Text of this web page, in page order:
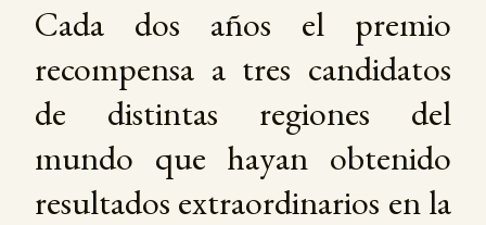
Cada dos años el premio
recompensa a tres candidatos
de distintas regiones del
mundo que hayan obtenido
resultados extraordinarios en la